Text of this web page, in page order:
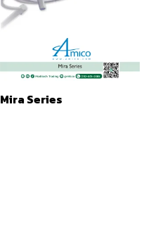
Mira Series